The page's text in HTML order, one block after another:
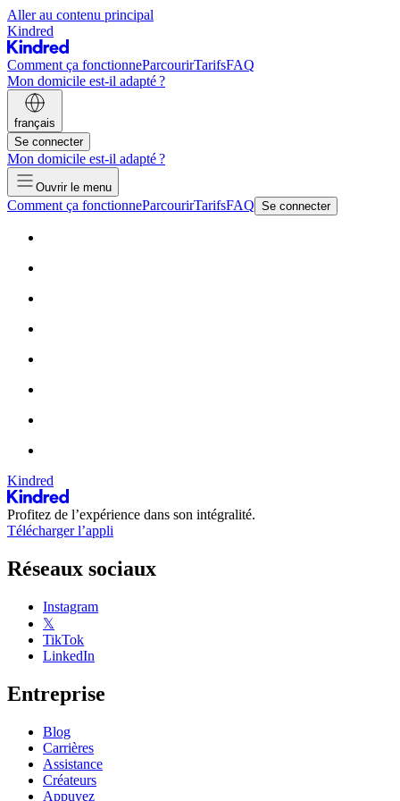
Aller au contenu principal
Kindred
Comment ça fonctionneParcourirTarifsFAQ
Mon domicile est-il adapté ?
français
Se connecter
Mon domicile est-il adapté ?
Ouvrir le menu
Comment ça fonctionneParcourirTarifsFAQ Se connecter
Kindred
Profitez de l’expérience dans son intégralité.
Télécharger l’appli
Réseaux sociaux
Instagram
𝕏
TikTok
LinkedIn
Entreprise
Blog
Carrières
Assistance
Créateurs
Appuyez